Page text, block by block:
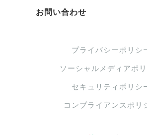
お問い合わせ
プライバシーポリシ
ソーシャルメディアポ
セキュリティポリシ
コンプライアンスポリ